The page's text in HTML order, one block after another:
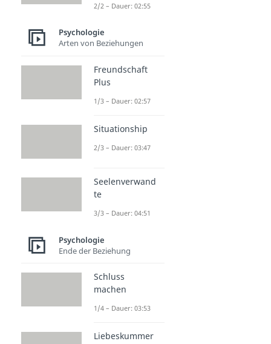
2/2 – Dauer: 02:55
Psychologie
Arten von Beziehungen
Freundschaft
Plus
1/3 – Dauer: 02:57
Situationship
2/3 – Dauer: 03:47
Seelenverwand
te
3/3 – Dauer: 04:51
Psychologie
Ende der Beziehung
Schluss
machen
1/4 – Dauer: 03:53
Liebeskummer